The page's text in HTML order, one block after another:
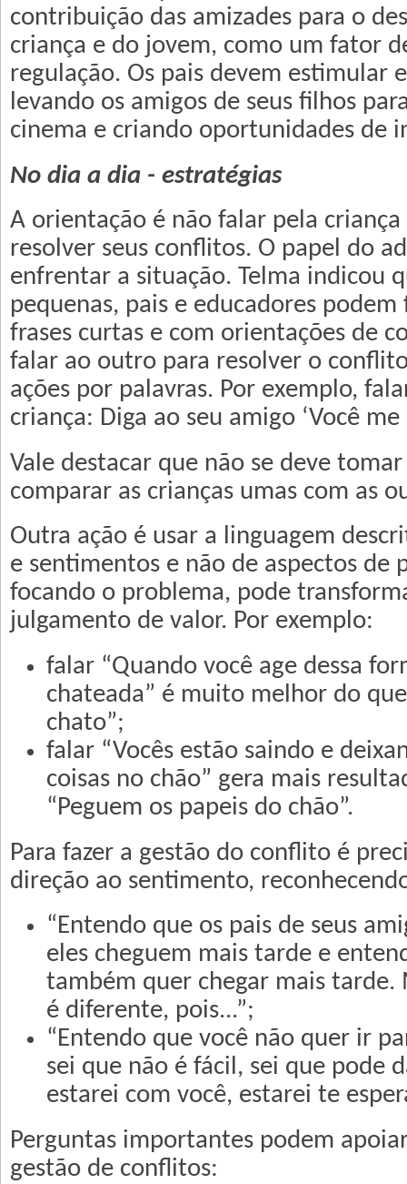
contribuição das amizades para o
criança e do jovem, como um fator
regulação. Os pais devem estimular
levando os amigos de seus filhos
cinema e criando oportunidades de
No dia a dia - estratégias
A orientação é não falar pela
resolver seus conflitos. O papel do
enfrentar a situação. Telma indicou
pequenas, pais e educadores
frases curtas e com orientações de
falar ao outro para resolver o
ações por palavras. Por exemplo,
criança: Diga ao seu amigo ‘Você
Vale destacar que não se deve
comparar as crianças umas com as
Outra ação é usar a linguagem
e sentimentos e não de aspectos de
focando o problema, pode
julgamento de valor. Por exemplo:
falar “Quando você age dessa
chateada” é muito melhor do
chato”;
falar “Vocês estão saindo e
coisas no chão” gera mais
“Peguem os papeis do chão”.
Para fazer a gestão do conflito é
direção ao sentimento,
“Entendo que os pais de seus
eles cheguem mais tarde e
também quer chegar mais tarde.
é diferente, pois...”;
“Entendo que você não quer ir
sei que não é fácil, sei que pode
estarei com você, estarei te
Perguntas importantes podem
gestão de conflitos: